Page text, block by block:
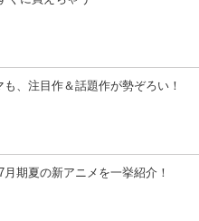
、注目作＆話題作が勢ぞろい！
月期夏の新アニメを一挙紹介！